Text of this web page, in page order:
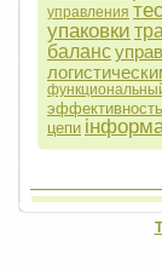
управления
упаковки
баланс
цепи